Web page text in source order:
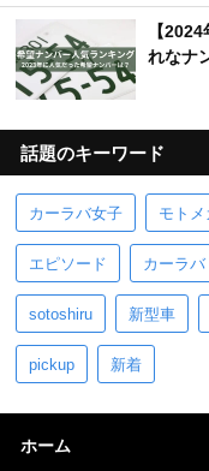
【
れなナ
話題のキーワード
カーラバ女子 モト
エピソード カーラバ
sotoshiru 新型車
pickup 新着
ホーム